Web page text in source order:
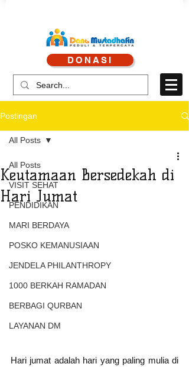
CALL CENTRE : 0878
CALL LAYANAN : 0813
DONASI
Postingan
All Posts
VISIT SEHAT
PENDIDIKAN
MARI BERDAYA
POSKO KEMANUSIAAN
JENDELA PHILANTHROPY
1000 BERKAH RAMADAN
BERBAGI QURBAN
LAYANAN DM
All Posts
Keutamaan Bersedekah di
Hari Jumat
Hari jumat adalah hari yang paling mulia di